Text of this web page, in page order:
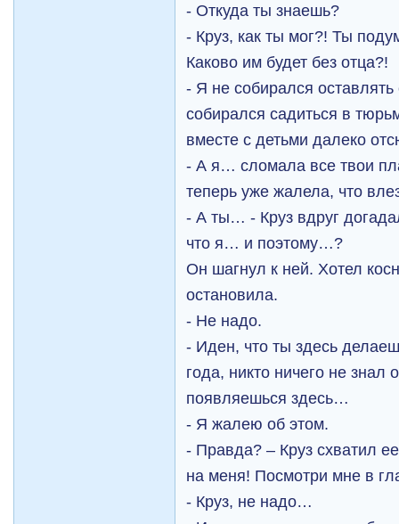
- Откуда ты знаешь?
- Круз, как ты мог?! Ты
Каково им будет без отца?!
- Я не собирался
собирался садиться в
вместе с детьми далеко
- А я… сломала все твои
теперь уже жалела, что
- А ты… - Круз вдруг
что я… и поэтому…?
Он шагнул к ней. Хотел
остановила.
- Не надо.
- Иден, что ты здесь
года, никто ничего не знал
появляешься здесь…
- Я жалею об этом.
- Правда? – Круз схватил
на меня! Посмотри мне в
- Круз, не надо…